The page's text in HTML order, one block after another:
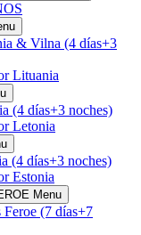
& Vilna (4 días+3
Lituania
(4 días+3 noches)
Letonia
(4 días+3 noches)
Estonia
Menu
Feroe (7 días+7